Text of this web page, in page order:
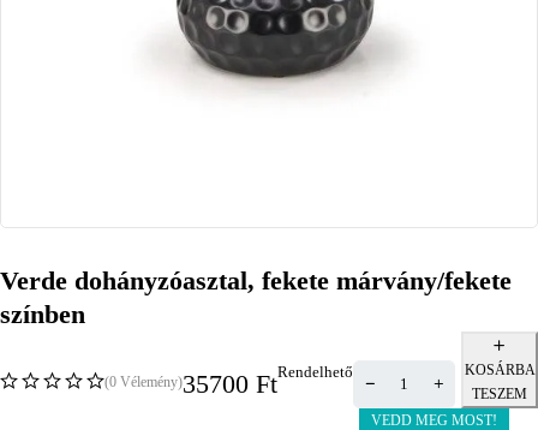
Verde dohányzóasztal, fekete márvány/fekete
színben
(0 Vélemény)35700 FtRendelhető
KOSÁRBA
TESZEM
VEDD MEG MOST!